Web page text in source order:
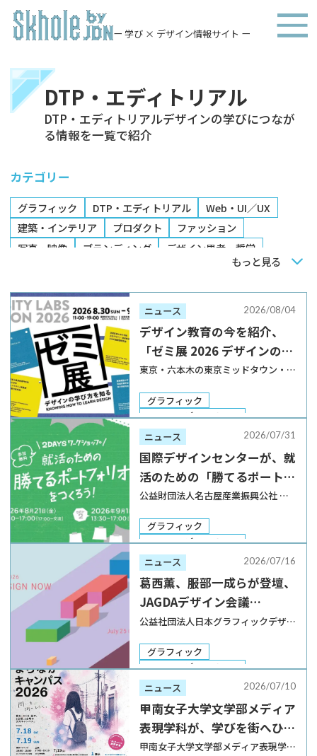
ー 学び × デザイン情報サイト ー
DTP・エディトリアル
DTP・エディトリアルデザインの学びにつなが
る情報を一覧で紹介
カテゴリー
グラフィック DTP・エディトリアル
Web・UI／UX
建築・インテリア
プロダクト
ファッション
写真・映像
ブランディング
デザイン思考・哲学
製品・サービス
もっと見る
ニュース 2026/08/04
デザイン教育の今を紹介、
「ゼミ展 2026 デザインの学
び方を知る」が東京ミッドタ
ウンで開催
東京・六本木の東京ミッドタウン・デ
ミ展 2026 デザインの学び方を知る」
が2026年8月30日から9月26日まで開
催される。 2018年より開催されてい
る「ゼミ展」は、全国の教育機関 […]
グラフィック
DTP・エディトリアル
写真・映像
デザイン思考・哲学
イベント・展示
ニュース 2026/07/31
国際デザインセンターが、就
活のための「勝てるポートフ
ォリオ」を作るワークショッ
プを開催
公益財団法人名古屋産業振興公社 国
デザイン工学部が、「就活のための
『勝てるポートフォリオ』をつくろ
う！｜2Daysワークショップ」を開催
する。日程は2026年8月21日と9月1日
で、会場 […]
グラフィック
DTP・エディトリアル
Web・UI／UX
建築・インテリア
ファッション
写真・映像
ブランディング
デザイン思考・哲学
ニュース 2026/07/16
葛西薫、服部一成らが登壇、
JAGDAデザイン会議
2026「Graphic Design
Now」が開催
公益社団法人日本グラフィックデザイ
日間、「JAGDAデザイン会議」を開
催する。東京・六本木の東京ミッドタ
ウン・デザインハブが会場となるほ
か、Zoomウェビナーによるライブ
配信も行 […]
グラフィック
DTP・エディトリアル
Web・UI／UX
建築・インテリア
ブランディング
デザイン思考・哲学
ニュース 2026/07/10
甲南女子大学文学部メディア
表現学科が、学びを街へひら
く「まちなかキャンパス
甲南女子大学文学部メディア表現学科